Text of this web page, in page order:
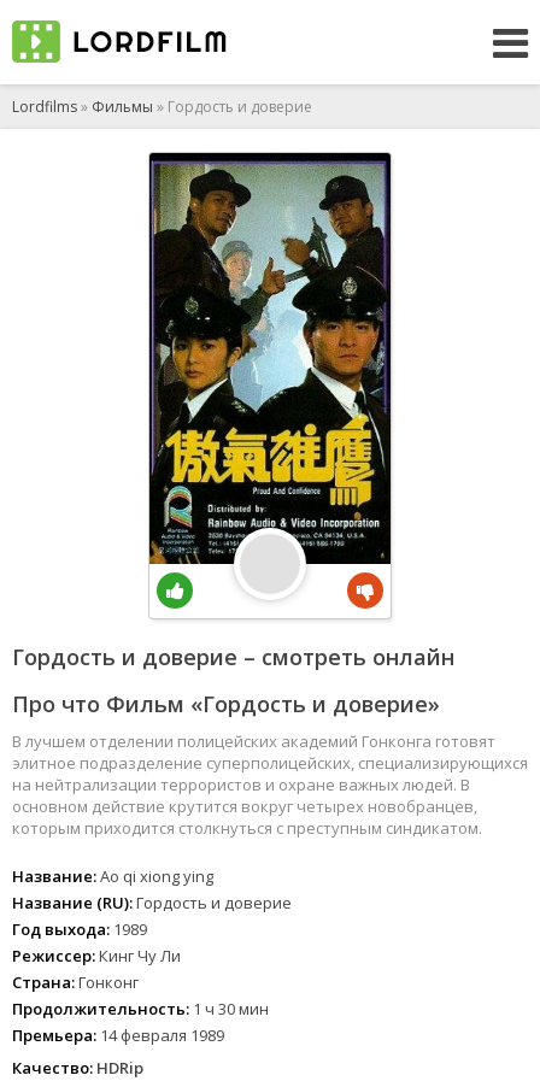
Lordfilms» Фильмы » Гордость и доверие
Гордость и доверие – смотреть онлайн
Про что Фильм «Гордость и доверие»
В лучшем отделении полицейских академий Гонконга готовят
элитное подразделение суперполицейских, специализирующихся
на нейтрализации террористов и охране важных людей. В
основном действие крутится вокруг четырех новобранцев,
которым приходится столкнуться с преступным синдикатом.
Название:Ao qi xiong ying
Название (RU):Гордость и доверие
Год выхода: 1989
Режиссер:Кинг Чу Ли
Страна:Гонконг
Продолжительность: 1 ч 30 мин
Премьера: 14 февраля 1989
Качество: HDRip